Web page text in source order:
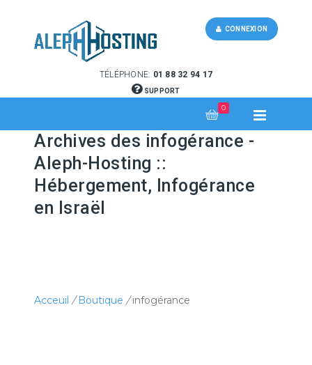
TÉLÉPHONE: 01 88 32 94 17
SUPPORT
CONNEXION
0
Archives des infogérance -
Aleph-Hosting ::
Hébergement, Infogérance
en Israël
Acceuil / Boutique / infogérance